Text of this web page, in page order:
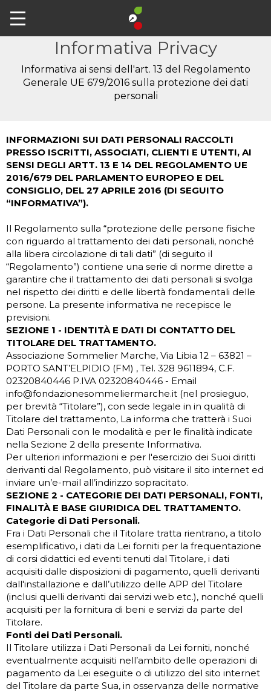
Informativa Privacy
Informativa ai sensi dell'art. 13 del Regolamento
Generale UE 679/2016 sulla protezione dei dati
personali
INFORMAZIONI SUI DATI PERSONALI RACCOLTI
PRESSO ISCRITTI, ASSOCIATI, CLIENTI E UTENTI, AI
SENSI DEGLI ARTT. 13 E 14 DEL REGOLAMENTO UE
2016/679 DEL PARLAMENTO EUROPEO E DEL
CONSIGLIO, DEL 27 APRILE 2016 (DI SEGUITO
“INFORMATIVA”).
Il Regolamento sulla “protezione delle persone fisiche
con riguardo al trattamento dei dati personali, nonché
alla libera circolazione di tali dati” (di seguito il
“Regolamento”) contiene una serie di norme dirette a
garantire che il trattamento dei dati personali si svolga
nel rispetto dei diritti e delle libertà fondamentali delle
persone. La presente informativa ne recepisce le
previsioni.
SEZIONE 1 - IDENTITÀ E DATI DI CONTATTO DEL
TITOLARE DEL TRATTAMENTO.
Associazione Sommelier Marche, Via Libia 12 – 63821 –
PORTO SANT’ELPIDIO (FM) , Tel. 328 9611894, C.F.
02320840446 P.IVA 02320840446 - Email
info@fondazionesommeliermarche.it (nel prosieguo,
per brevità “Titolare”), con sede legale in in qualità di
Titolare del trattamento, La informa che tratterà i Suoi
Dati Personali con le modalità e per le finalità indicate
nella Sezione 2 della presente Informativa.
Per ulteriori informazioni e per l'esercizio dei Suoi diritti
derivanti dal Regolamento, può visitare il sito internet ed
inviare un’e-mail all’indirizzo sopracitato.
SEZIONE 2 - CATEGORIE DEI DATI PERSONALI, FONTI,
FINALITÀ E BASE GIURIDICA DEL TRATTAMENTO.
Categorie di Dati Personali.
Fra i Dati Personali che il Titolare tratta rientrano, a titolo
esemplificativo, i dati da Lei forniti per la frequentazione
di corsi didattici ed eventi tenuti dal Titolare, i dati
acquisiti dalle disposizioni di pagamento, quelli derivanti
dall'installazione e dall’utilizzo delle APP del Titolare
(inclusi quelli derivanti dai servizi web etc.), nonché quelli
acquisiti per la fornitura di beni e servizi da parte del
Titolare.
Fonti dei Dati Personali.
Il Titolare utilizza i Dati Personali da Lei forniti, nonché
eventualmente acquisiti nell’ambito delle operazioni di
pagamento da Lei eseguite o di utilizzo del sito internet
del Titolare da parte Sua, in osservanza delle normative